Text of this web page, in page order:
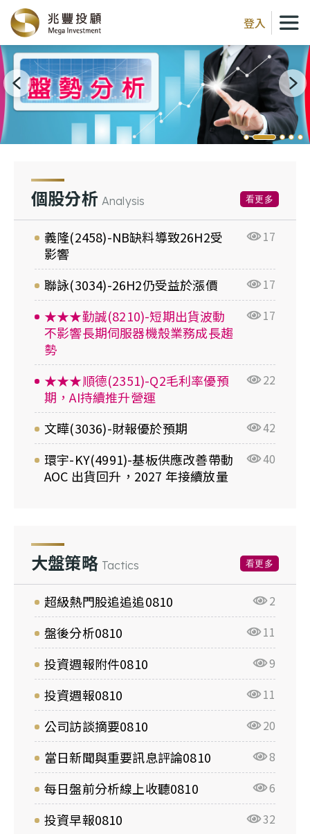
登入
個股分析 Analysis 看更多
義隆(2458)-NB缺料導致26H2受
影響
17
聯詠(3034)-26H2仍受益於漲價 17
★★★勤誠(8210)-短期出貨波動
不影響長期伺服器機殼業務成長趨
勢
17
★★★順德(2351)-Q2毛利率優預
期，AI持續推升營運
22
文曄(3036)-財報優於預期 42
環宇-KY(4991)-基板供應改善帶動
AOC 出貨回升，2027 年接續放量
40
大盤策略 Tactics 看更多
超級熱門股追追追0810 2
盤後分析0810 11
投資週報附件0810 9
投資週報0810 11
公司訪談摘要0810 20
當日新聞與重要訊息評論0810 8
每日盤前分析線上收聽0810 6
投資早報0810 32